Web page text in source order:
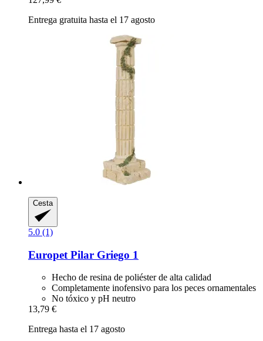
Entrega gratuita hasta el 17 agosto
Cesta
5.0 (1)
Europet Pilar Griego 1
Hecho de resina de poliéster de alta calidad
Completamente inofensivo para los peces ornamentales
No tóxico y pH neutro
13,79 €
Entrega hasta el 17 agosto